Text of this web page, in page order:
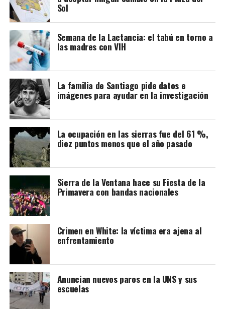
Cabe recordar que la refuncionalización del Mercado
Municipal incluye modificaciones en la plaza, a fin de
lograr una mancomunión entre los dos espacios y que el
paseo vuelva a tener vida.
La nota que presentaron los vecinos:
Sol
Semana de la Lactancia: el tabú en torno a
las madres con VIH
La familia de Santiago pide datos e
imágenes para ayudar en la investigación
La ocupación en las sierras fue del 61 %,
diez puntos menos que el año pasado
Sierra de la Ventana hace su Fiesta de la
Primavera con bandas nacionales
Crimen en White: la víctima era ajena al
enfrentamiento
Anuncian nuevos paros en la UNS y sus
escuelas